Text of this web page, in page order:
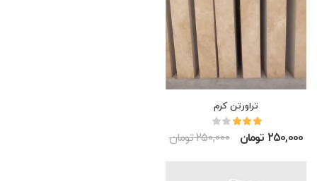
تراورتن کرم
250,000 تومان 250,000 تومان